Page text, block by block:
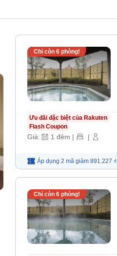
Chỉ còn 6phòng!
Ưu đãi đặc biệt của Rakuten
Flash Coupon
Giá: 1 đêm | |
Áp dụng 2 mã giảm 891.227 ₫
Chỉ còn 6phòng!